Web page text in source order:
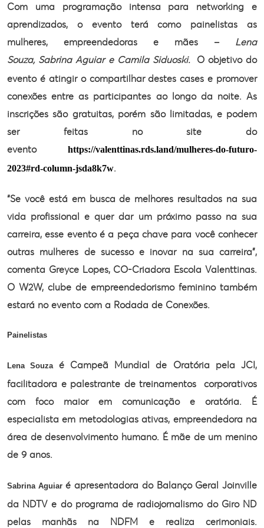
Com uma programação intensa para networking e
aprendizados, o evento terá como painelistas as
mulheres, empreendedoras e mães – Lena
Souza, Sabrina Aguiar e Camila Siduoski. O objetivo do
evento é atingir o compartilhar destes cases e promover
conexões entre as participantes ao longo da noite. As
inscrições são gratuitas, porém são limitadas, e podem
ser feitas no site do
evento https://valenttinas.rds.land/mulheres-do-futuro-
2023#rd-column-jsda8k7w.
“Se você está em busca de melhores resultados na sua
vida profissional e quer dar um próximo passo na sua
carreira, esse evento é a peça chave para você conhecer
outras mulheres desucesso e inovar na sua carreira”,
comenta Greyce Lopes, CO-Criadora Escola Valenttinas.
O W2W, clube de empreendedorismo feminino também
estará noevento com a Rodada de Conexões.
Painelistas
Lena Souza éCampeã Mundial de Oratória pela JCI,
facilitadora e palestrante detreinamentos corporativos
com foco maior em comunicação e oratória. É
especialista em metodologias ativas, empreendedora na
área de desenvolvimentohumano. É mãe de um menino
de 9 anos.
Sabrina Aguiaré apresentadora do Balanço Geral Joinville
da NDTV e do programa de radiojornalismo do Giro ND
pelas manhãs na NDFM e realiza cerimoniais.